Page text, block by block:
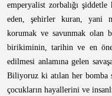
emperyalist zorbalığı
eden, şehirler kuran, yani
korumak ve savunmak olan
birikiminin, tarihin ve en
edilmesi anlamına gelen
Biliyoruz ki atılan her bomba
çocukların hayallerini ve